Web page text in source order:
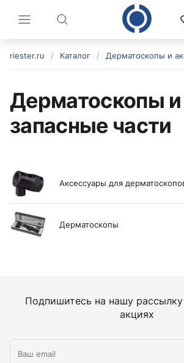
riester.ru / Каталог / Дерматоскопы и
Дерматоскопы и
запасные части
Аксессуары для
Дерматоскопы
Подпишитесь на нашу
акциях
политикой конфиденциальности